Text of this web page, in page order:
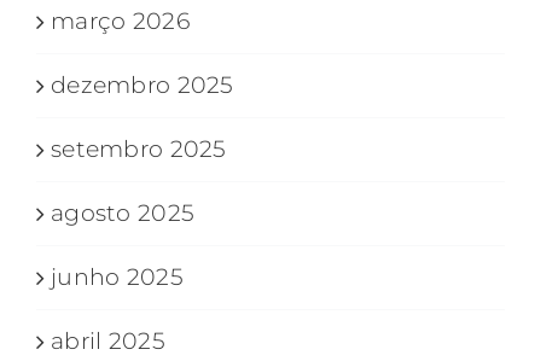
março 2026
dezembro 2025
setembro 2025
agosto 2025
junho 2025
abril 2025